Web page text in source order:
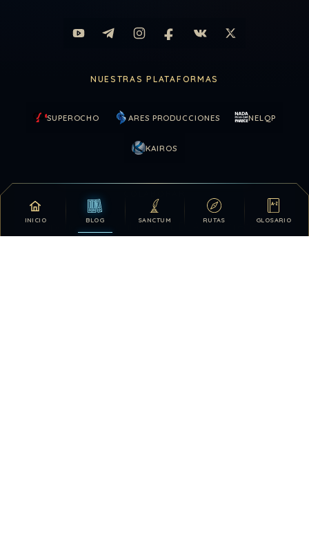
INICIO BLOG SANCTUM RUTAS GLOSARIO
NUESTRAS PLATAFORMAS
SUPEROCHO ARES PRODUCCIONES NELQP
KAIROS
Tu apoyo hace posible que DDLA siga creciendo.